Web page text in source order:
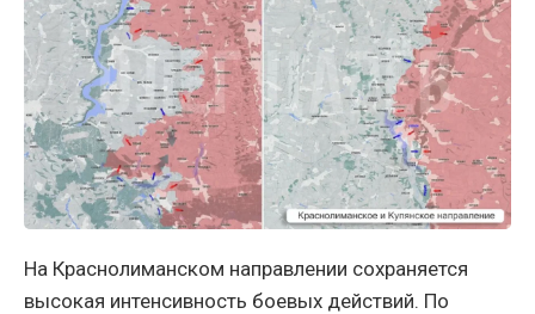
На Краснолиманском направлении сохраняется
высокая интенсивность боевых действий. По